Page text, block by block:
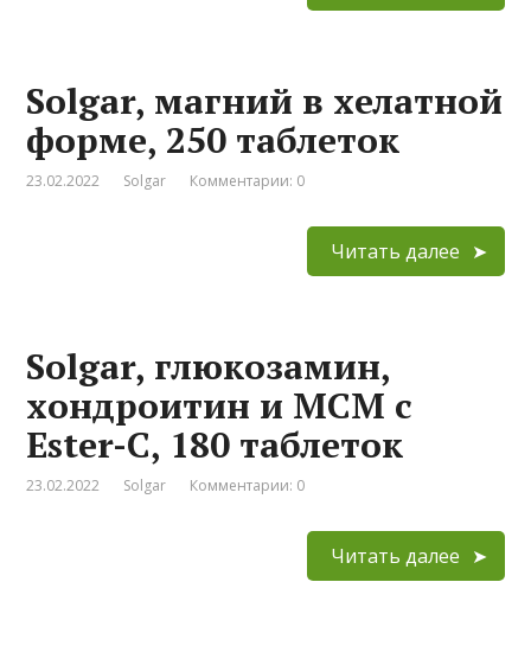
Solgar, магний в хелатной
форме, 250 таблеток
23.02.2022 Solgar Комментарии: 0
Читать далее
Solgar, глюкозамин,
хондроитин и МСМ с
Ester-C, 180 таблеток
23.02.2022 Solgar Комментарии: 0
Читать далее